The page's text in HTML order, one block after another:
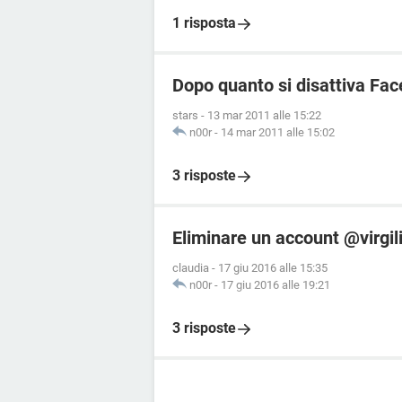
1 risposta
Dopo quanto si disattiva
stars - 13 mar 2011 alle 15:22
n00r - 14 mar 2011 alle 15:02
3 risposte
Eliminare un account
claudia - 17 giu 2016 alle 15:35
n00r - 17 giu 2016 alle 19:21
3 risposte